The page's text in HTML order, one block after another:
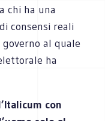
chi ha una
consensi reali
al quale
ha
con